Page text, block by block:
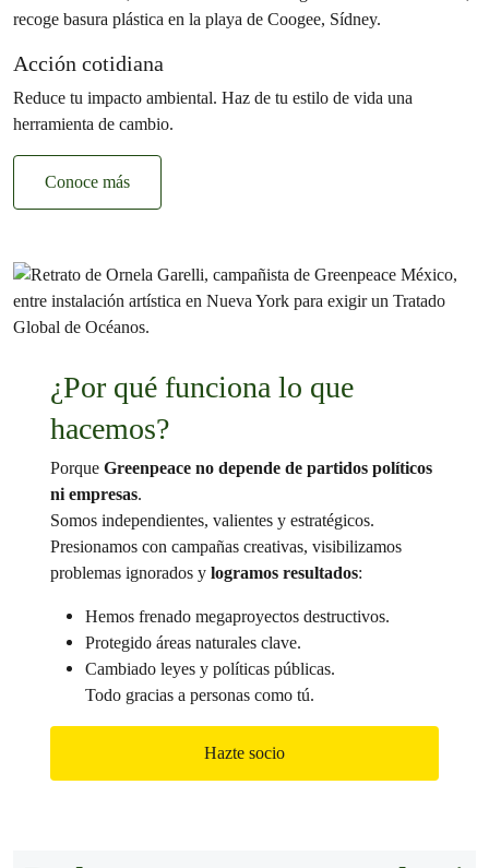
Acción cotidiana
Reduce tu impacto ambiental. Haz de tu estilo de vida una
herramienta de cambio.
Conoce más
¿Por qué funciona lo que
hacemos?
Porque Greenpeace no depende de partidos políticos
ni empresas.
Somos independientes, valientes y estratégicos.
Presionamos con campañas creativas, visibilizamos
problemas ignorados y logramos resultados:
Hemos frenado megaproyectos destructivos.
Protegido áreas naturales clave.
Cambiado leyes y políticas públicas.
Todo gracias a personas como tú.
Hazte socio